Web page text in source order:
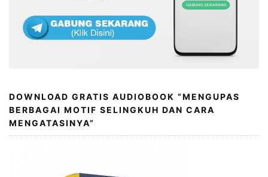
DOWNLOAD GRATIS AUDIOBOOK “MENGUPAS
BERBAGAI MOTIF SELINGKUH DAN CARA
MENGATASINYA”